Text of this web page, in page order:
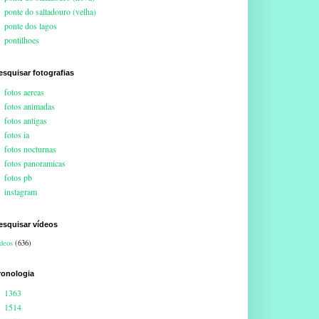
ponte do saltadouro (velha)
ponte dos lagos
pontilhoes
fotografias
fotos aereas
fotos animadas
fotos antigas
fotos ia
fotos nocturnas
fotos panoramicas
fotos pb
instagram
vídeos
(636)
1363
1514